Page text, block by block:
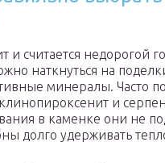
и считается недорогой
наткнуться на
минералы. Часто
и
в каменке они не
долго удерживать